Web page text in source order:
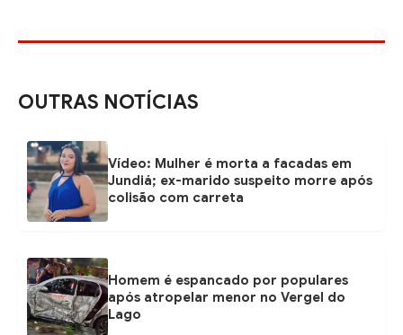
OUTRAS NOTÍCIAS
Vídeo: Mulher é morta a facadas em
Jundiá; ex-marido suspeito morre após
colisão com carreta
Homem é espancado por populares
após atropelar menor no Vergel do
Lago